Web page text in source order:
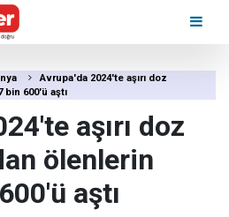
Avrupa'da 2024'te aşırı doz
bin 600'ü aştı
aşırı doz
ölenlerin
aştı